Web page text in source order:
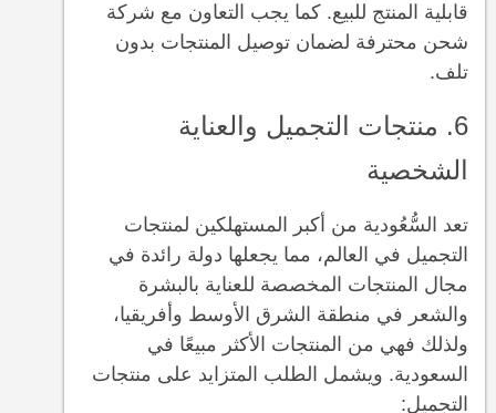
قابلية المنتج للبيع. كما يجب التعاون مع شركة
شحن محترفة لضمان توصيل المنتجات بدون
تلف.
6. منتجات التجميل والعناية
الشخصية
تعد السُّعُودية من أكبر المستهلكين لمنتجات
التجميل في العالم، مما يجعلها دولة رائدة في
مجال المنتجات المخصصة للعناية بالبشرة
والشعر في منطقة الشرق الأوسط وأفريقيا،
ولذلك فهي من المنتجات الأكثر مبيعًا في
السعودية. ويشمل الطلب المتزايد على منتجات
التجميل: